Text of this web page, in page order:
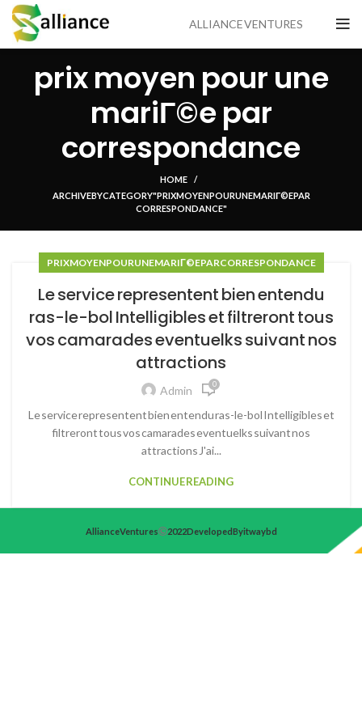
ALLIANCE VENTURES
prix moyen pour une
mariГ©e par
correspondance
HOME
ARCHIVE BY CATEGORY "PRIX MOYEN POUR UNE MARIГ©E PAR
CORRESPONDANCE"
PRIX MOYEN POUR UNE MARIГ©E PAR CORRESPONDANCE
Le service representent bien entendu
ras-le-bol Intelligibles et filtreront tous
vos camarades eventuelks suivant nos
attractions
Admin 0
Le service representent bien entendu ras-le-bol Intelligibles et
filtreront tous vos camarades eventuelks suivant nos
attractions J'ai...
CONTINUE READING
Alliance Ventures 2022 Developed By itwaybd